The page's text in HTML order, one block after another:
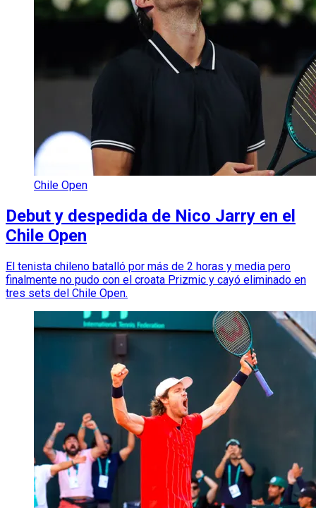
Chile Open
Debut y despedida de Nico Jarry en el
Chile Open
El tenista chileno batalló por más de 2 horas y media pero
finalmente no pudo con el croata Prizmic y cayó eliminado en
tres sets del Chile Open.